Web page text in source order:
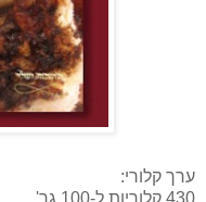
ערך קלורי: